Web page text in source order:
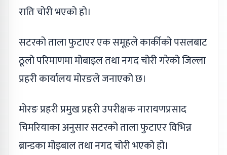
राति चोरी भएको हो।
सटरको ताला फुटाएर एक समूहले कार्कीको पसलबाट
ठूलो परिमाणमा मोबाइल तथा नगद चोरी गरेको जिल्ला
प्रहरी कार्यालय मोरङले जनाएको छ।
मोरङ प्रहरी प्रमुख प्रहरी उपरीक्षक नारायणप्रसाद
चिमरियाका अनुसार सटरको ताला फुटाएर विभिन्न
ब्रान्डका मोइबाल तथा नगद चोरी भएको हो।